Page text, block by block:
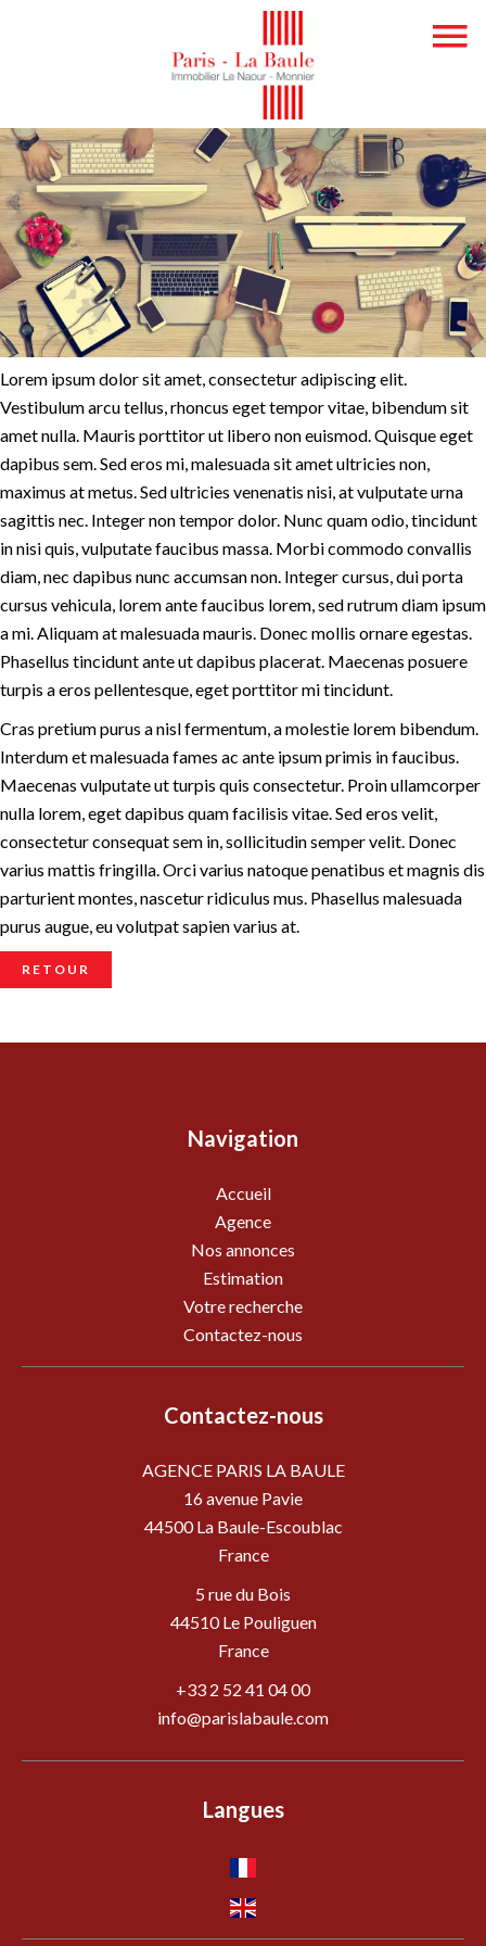
Lorem ipsum dolor sit amet, consectetur adipiscing elit.
Vestibulum arcu tellus, rhoncus eget tempor vitae, bibendum sit
amet nulla. Mauris porttitor ut libero non euismod. Quisque eget
dapibus sem. Sed eros mi, malesuada sit amet ultricies non,
maximus at metus. Sed ultricies venenatis nisi, at vulputate urna
sagittis nec. Integer non tempor dolor. Nunc quam odio, tincidunt
in nisi quis, vulputate faucibus massa. Morbi commodo convallis
diam, nec dapibus nunc accumsan non. Integer cursus, dui porta
cursus vehicula, lorem ante faucibus lorem, sed rutrum diam ipsum
a mi. Aliquam at malesuada mauris. Donec mollis ornare egestas.
Phasellus tincidunt ante ut dapibus placerat. Maecenas posuere
turpis a eros pellentesque, eget porttitor mi tincidunt.
Cras pretium purus a nisl fermentum, a molestie lorem bibendum.
Interdum et malesuada fames ac ante ipsum primis in faucibus.
Maecenas vulputate ut turpis quis consectetur. Proin ullamcorper
nulla lorem, eget dapibus quam facilisis vitae. Sed eros velit,
consectetur consequat sem in, sollicitudin semper velit. Donec
varius mattis fringilla. Orci varius natoque penatibus et magnis dis
parturient montes, nascetur ridiculus mus. Phasellus malesuada
purus augue, eu volutpat sapien varius at.
RETOUR
Navigation
Accueil
Agence
Nos annonces
Estimation
Votre recherche
Contactez-nous
Contactez-nous
AGENCE PARIS LA BAULE
16 avenue Pavie
44500La Baule-Escoublac
France
5 rue du Bois
44510 Le Pouliguen
France
+33 2 52 41 04 00
info@parislabaule.com
Langues